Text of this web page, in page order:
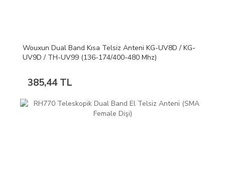
Wouxun Dual Band Kısa Telsiz Anteni KG-UV8D / KG-
UV9D / TH-UV99 (136-174/400-480 Mhz)
385,44 TL